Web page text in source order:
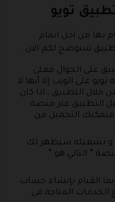
تويو
بها من اجل اتمام
سنوضح لكم الان .
على الجوال فعلى
على الويب إلا أنها لا
خلال التطبيق ، اذا كان
التطبيق عبر منصة
فيمكنك التحميل من
و تشغيله سيظهر لك
” الثاني هو ”
القيام بإنشاء حساب
المتاحة في